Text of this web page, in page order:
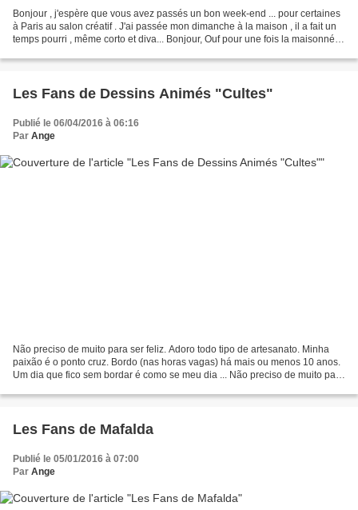
Bonjour , j'espère que vous avez passés un bon week-end ... pour certaines
à Paris au salon créatif . J'ai passée mon dimanche à la maison , il a fait un
temps pourri , même corto et diva... Bonjour, Ouf pour une fois la maisonnée
Les Fans de Dessins Animés "Cultes"
Publié le 06/04/2016 à 06:16
Par Ange
Não preciso de muito para ser feliz. Adoro todo tipo de artesanato. Minha
paixão é o ponto cruz. Bordo (nas horas vagas) há mais ou menos 10 anos.
Um dia que fico sem bordar é como se meu dia ... Não preciso de muito para
Les Fans de Mafalda
Publié le 05/01/2016 à 07:00
Par Ange